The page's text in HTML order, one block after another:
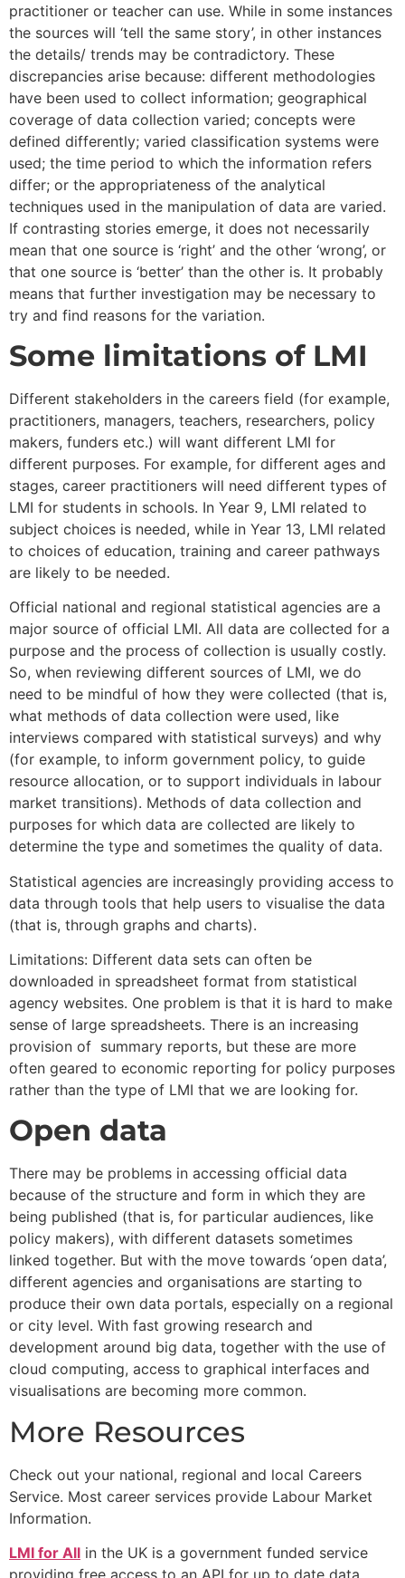
practitioner or teacher can use. While in some instances
the sources will ‘tell the same story’, in other instances
the details/ trends may be contradictory. These
discrepancies arise because: different methodologies
have been used to collect information; geographical
coverage of data collection varied; concepts were
defined differently; varied classification systems were
used; the time period to which the information refers
differ; or the appropriateness of the analytical
techniques used in the manipulation of data are varied.
If contrasting stories emerge, it does not necessarily
mean that one source is ‘right’ and the other ‘wrong’, or
that one source is ‘better’ than the other is. It probably
means that further investigation may be necessary to
try and find reasons for the variation.
Some limitations of LMI
Different stakeholders in the careers field (for example,
practitioners, managers, teachers, researchers, policy
makers, funders etc.) will want different LMI for
different purposes. For example, for different ages and
stages, career practitioners will need different types of
LMI for students in schools. In Year 9, LMI related to
subject choices is needed, while in Year 13, LMI related
to choices of education, training and career pathways
are likely to be needed.
Official national and regional statistical agencies are a
major source of official LMI. All data are collected for a
purpose and the process of collection is usually costly.
So, when reviewing different sources of LMI, we do
need to be mindful of how they were collected (that is,
what methods of data collection were used, like
interviews compared with statistical surveys) and why
(for example, to inform government policy, to guide
resource allocation, or to support individuals in labour
market transitions). Methods of data collection and
purposes for which data are collected are likely to
determine the type and sometimes the quality of data.
Statistical agencies are increasingly providing access to
data through tools that help users to visualise the data
(that is, through graphs and charts).
Limitations: Different data sets can often be
downloaded in spreadsheet format from statistical
agency websites. One problem is that it is hard to make
sense of large spreadsheets. There is an increasing
provision of summary reports, but these are more
often geared to economic reporting for policy purposes
rather than the type of LMI that we are looking for.
Open data
There may be problems in accessing official data
because of the structure and form in which they are
being published (that is, for particular audiences, like
policy makers), with different datasets sometimes
linked together. But with the move towards ‘open data’,
different agencies and organisations are starting to
produce their own data portals, especially on a regional
or city level. With fast growing research and
development around big data, together with the use of
cloud computing, access to graphical interfaces and
visualisations are becoming more common.
More Resources
Check out your national, regional and local Careers
Service. Most career services provide Labour Market
Information.
LMI for All in the UK is a government funded service